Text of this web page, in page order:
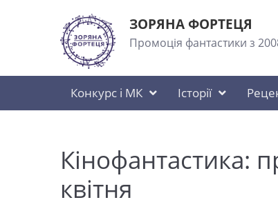
ЗОРЯНА ФОРТЕЦЯ
Промоція фантастики з
Конкурс і МК Історії
Кінофантастика:
квітня